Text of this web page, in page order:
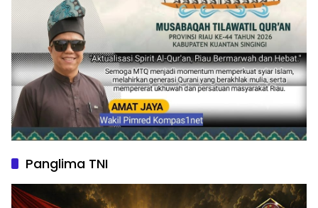
Panglima TNI